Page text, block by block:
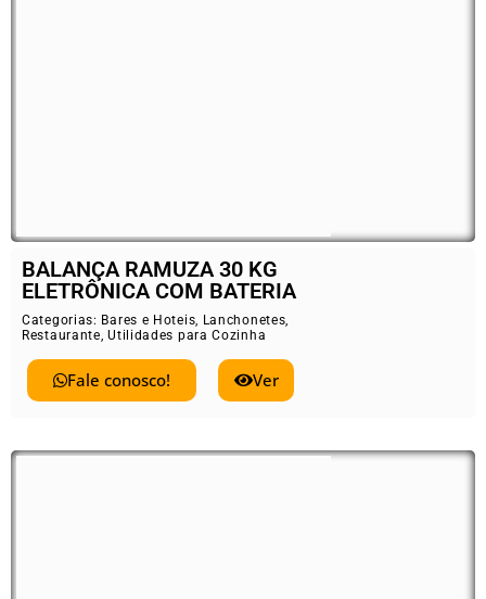
BALANÇA RAMUZA 30 KG
ELETRÔNICA COM BATERIA
Categorias: Bares e Hoteis, Lanchonetes,
Restaurante,Utilidades para Cozinha
Fale conosco! Ver